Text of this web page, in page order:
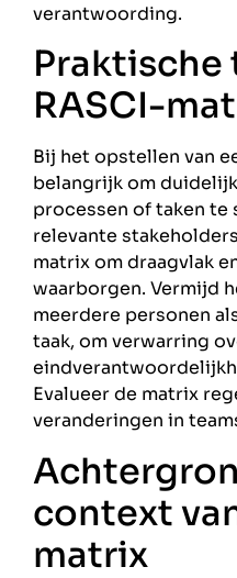
verantwoording.
RASCI-
Bij het opstellen van
belangrijk om
processen of taken te
relevante
matrix om draagvlak
waarborgen. Vermijd
meerdere personen
taak, om verwarring
Evalueer de matrix
veranderingen in
context
matrix